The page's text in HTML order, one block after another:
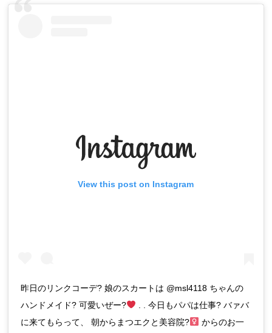
View this post on Instagram
昨日のリンクコーデ? 娘のスカートは @msl4118 ちゃんの
ハンドメイド? 可愛いぜー?
. . 今日もパパは仕事? バァバ
に来てもらって、 朝からまつエクと美容院?‍
からのお一